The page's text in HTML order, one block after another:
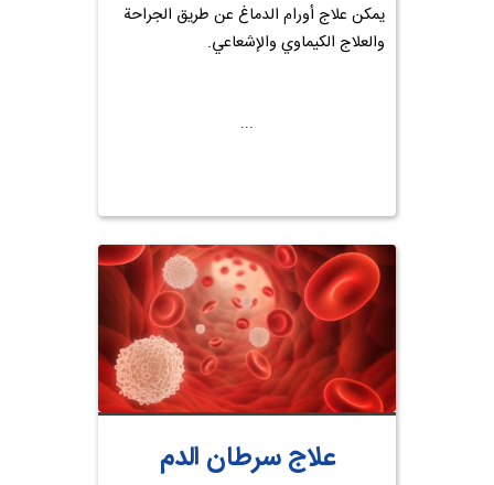
يمكن علاج أورام الدماغ عن طريق الجراحة
والعلاج الكيماوي والإشعاعي.
علاج سرطان الدم